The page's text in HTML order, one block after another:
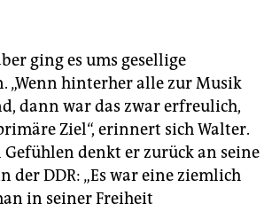
ging es ums gesellige
„Wenn hinterher alle zur Musik
dann war das zwar erfreulich,
Ziel“, erinnert sich Walter.
denkt er zurück an seine
der DDR: „Es war eine ziemlich
in seiner Freiheit